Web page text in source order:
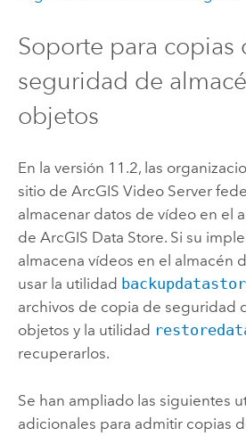
Soporte para copias
seguridad de
objetos
En la versión 11.2, las
sitio de ArcGIS Video Server
almacenar datos de vídeo en el
de ArcGIS Data Store. Si su
almacena vídeos en el almacén
usar la utilidad
archivos de copia de seguridad
objetos y la utilidad
recuperarlos.
Se han ampliado las siguientes
adicionales para admitir copias